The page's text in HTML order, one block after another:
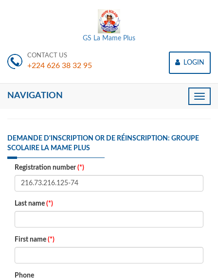
GS La Mame Plus
CONTACT US
+224 626 38 32 95 LOGIN
Toggle
NAVIGATION
DEMANDE D'INSCRIPTION OR DE RÉINSCRIPTION: GROUPE
SCOLAIRE LA MAME PLUS
Registration number(*)
Last name (*)
First name (*)
Phone